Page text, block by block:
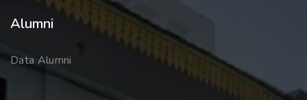
Alumni
Data Alumni